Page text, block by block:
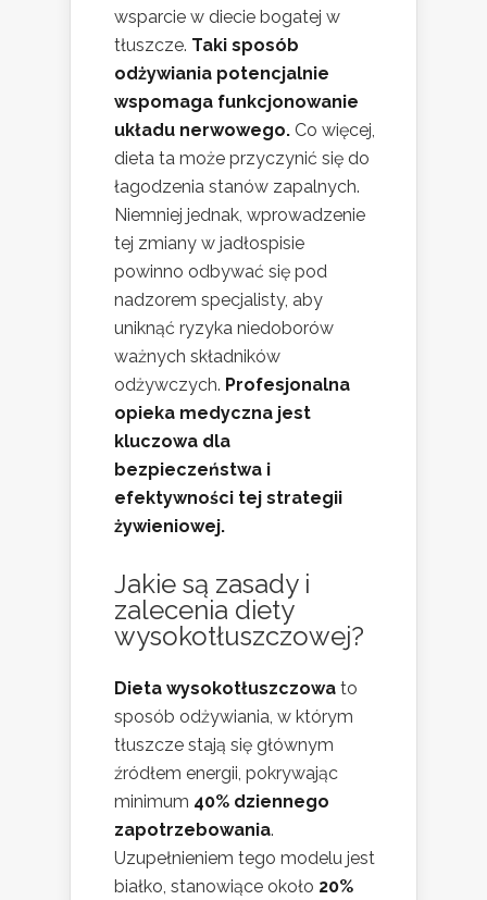
wsparcie w diecie bogatej w
tłuszcze. Taki sposób
odżywiania potencjalnie
wspomaga funkcjonowanie
układu nerwowego. Co więcej,
dieta ta może przyczynić się do
łagodzenia stanów zapalnych.
Niemniej jednak, wprowadzenie
tej zmiany w jadłospisie
powinno odbywać się pod
nadzorem specjalisty, aby
uniknąć ryzyka niedoborów
ważnych składników
odżywczych. Profesjonalna
opieka medyczna jest
kluczowa dla
bezpieczeństwa i
efektywności tej strategii
żywieniowej.
Jakie są zasady i
zalecenia diety
wysokotłuszczowej?
Dieta wysokotłuszczowa to
sposób odżywiania, w którym
tłuszcze stają się głównym
źródłem energii, pokrywając
minimum 40% dziennego
zapotrzebowania.
Uzupełnieniem tego modelu jest
białko, stanowiące około 20%